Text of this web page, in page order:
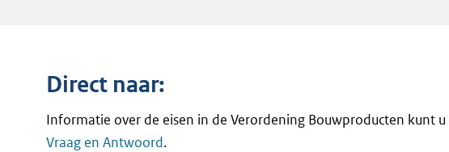
Direct naar:
Informatie over de eisen in de Verordening Bouwproducten kunt
Vraag en Antwoord.